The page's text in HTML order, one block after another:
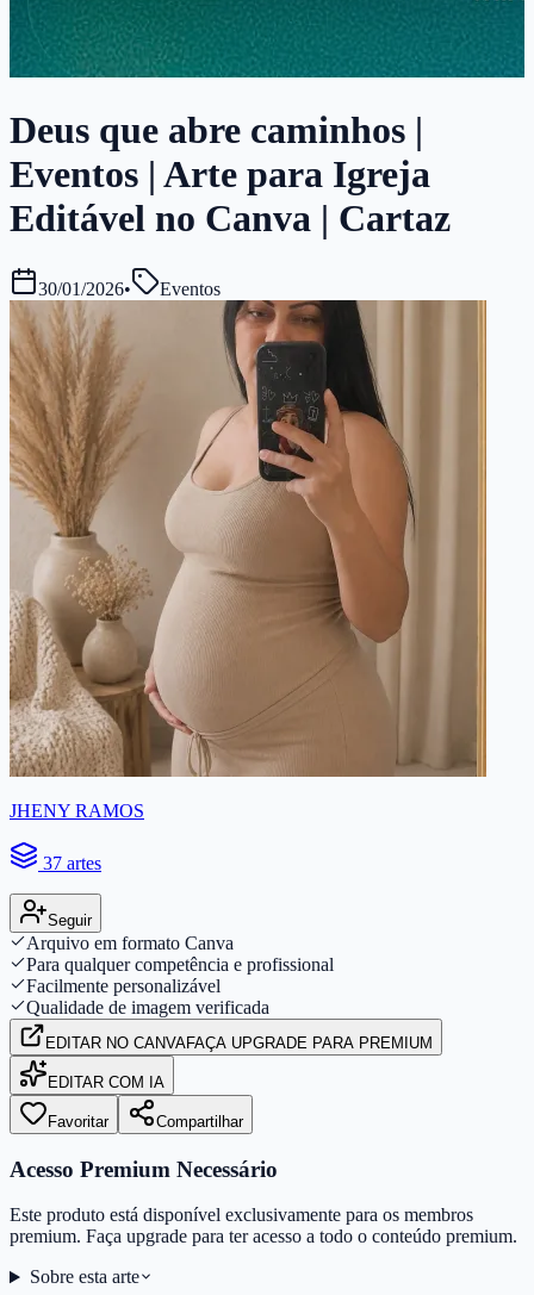
Deus que abre caminhos |
Eventos | Arte para Igreja
Editável no Canva | Cartaz
30/01/2026• Eventos
JHENY RAMOS
37 artes
Seguir
Arquivo em formato Canva
Para qualquer competência e profissional
Facilmente personalizável
Qualidade de imagem verificada
EDITAR NO CANVAFAÇA UPGRADE PARA PREMIUM
EDITAR COM IA
Favoritar Compartilhar
Acesso Premium Necessário
Este produto está disponível exclusivamente para os membros
premium. Faça upgrade para ter acesso a todo o conteúdo premium.
Sobre esta arte